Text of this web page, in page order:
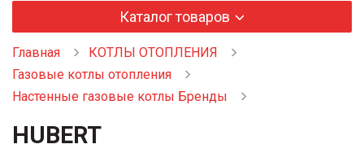
Каталог товаров
Главная
КОТЛЫ ОТОПЛЕНИЯ
Газовые котлы отопления
Настенные газовые котлы Бренды
HUBERT